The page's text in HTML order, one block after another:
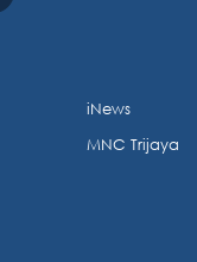
iNews
MNC Trijaya